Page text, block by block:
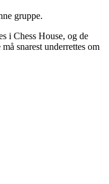
gruppe.
i Chess House, og de
snarest underrettes om